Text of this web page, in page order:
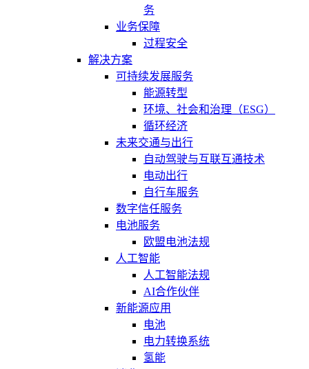
务
业务保障
过程安全
解决方案
可持续发展服务
能源转型
环境、社会和治理（ESG）
循环经济
未来交通与出行
自动驾驶与互联互通技术
电动出行
自行车服务
数字信任服务
电池服务
欧盟电池法规
人工智能
人工智能法规
AI合作伙伴
新能源应用
电池
电力转换系统
氢能